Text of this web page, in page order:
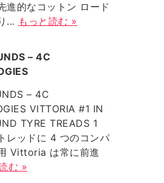
進的なコットン ロード
... もっと読む »
– 4C
– 4C
VITTORIA #1 IN
TYRE TREADS 1
レッドに 4 つのコンパ
Vittoria は常に前進
む »